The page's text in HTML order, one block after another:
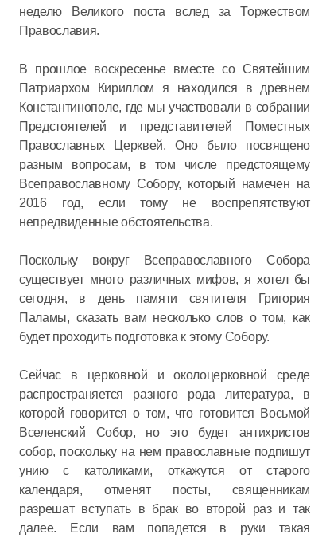
неделю Великого поста вслед за Торжеством
Православия.
В прошлое воскресенье вместе со Святейшим
Патриархом Кириллом я находился в древнем
Константинополе, где мы участвовали в собрании
Предстоятелей и представителей Поместных
Православных Церквей. Оно было посвящено
разным вопросам, в том числе предстоящему
Всеправославному Собору, который намечен на
2016 год, если тому не воспрепятствуют
непредвиденные обстоятельства.
Поскольку вокруг Всеправославного Собора
существует много различных мифов, я хотел бы
сегодня, в день памяти святителя Григория
Паламы, сказать вам несколько слов о том, как
будет проходить подготовка к этому Собору.
Сейчас в церковной и околоцерковной среде
распространяется разного рода литература, в
которой говорится о том, что готовится Восьмой
Вселенский Собор, но это будет антихристов
собор, поскольку на нем православные подпишут
унию с католиками, откажутся от старого
календаря, отменят посты, священникам
разрешат вступать в брак во второй раз и так
далее. Если вам попадется в руки такая